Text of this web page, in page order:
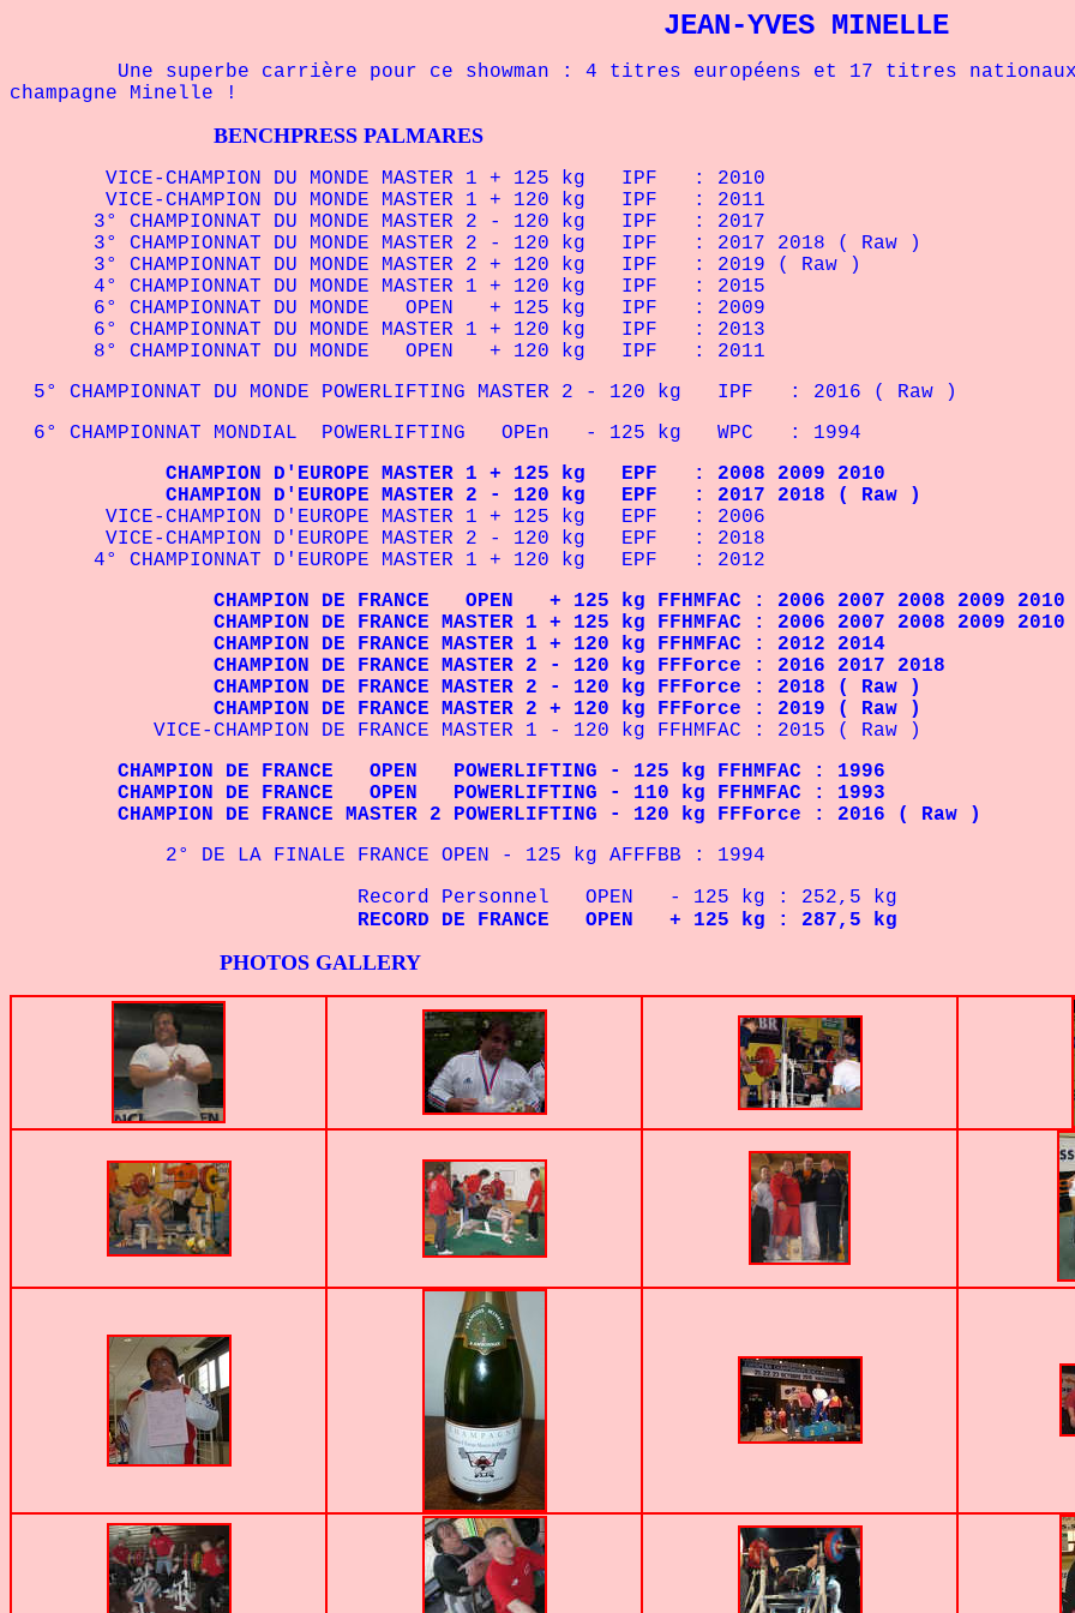
JEAN-YVES MINELLE
Une superbe carrière pour ce showman : 4 titres européens et 17 titres nationaux
champagne Minelle !
BENCHPRESS PALMARES
VICE-CHAMPION DU MONDE MASTER 1 + 125 kg IPF : 2010
VICE-CHAMPION DU MONDE MASTER 1 + 120 kg IPF : 2011
3° CHAMPIONNAT DU MONDE MASTER 2 - 120 kg IPF : 2017
3° CHAMPIONNAT DU MONDE MASTER 2 - 120 kg IPF : 2017 2018 ( Raw )
3° CHAMPIONNAT DU MONDE MASTER 2 + 120 kg IPF : 2019 ( Raw )
4° CHAMPIONNAT DU MONDE MASTER 1 + 120 kg IPF : 2015
6° CHAMPIONNAT DU MONDE OPEN + 125 kg IPF : 2009
6° CHAMPIONNAT DU MONDE MASTER 1 + 120 kg IPF : 2013
8° CHAMPIONNAT DU MONDE OPEN + 120 kg IPF : 2011
5° CHAMPIONNAT DU MONDE POWERLIFTING MASTER 2 - 120 kg IPF : 2016 ( Raw )
6° CHAMPIONNAT MONDIAL POWERLIFTING OPEn - 125 kg WPC : 1994
CHAMPION D'EUROPE MASTER 1 + 125 kg EPF : 2008 2009 2010
CHAMPION D'EUROPE MASTER 2 - 120 kg EPF : 2017 2018 ( Raw )
VICE-CHAMPION D'EUROPE MASTER 1 + 125 kg EPF : 2006
VICE-CHAMPION D'EUROPE MASTER 2 - 120 kg EPF : 2018
4° CHAMPIONNAT D'EUROPE MASTER 1 + 120 kg EPF : 2012
CHAMPION DE FRANCE OPEN + 125 kg FFHMFAC : 2006 2007 2008 2009 2010
CHAMPION DE FRANCE MASTER 1 + 125 kg FFHMFAC : 2006 2007 2008 2009 2010
CHAMPION DE FRANCE MASTER 1 + 120 kg FFHMFAC : 2012 2014
CHAMPION DE FRANCE MASTER 2 - 120 kg FFForce : 2016 2017 2018
CHAMPION DE FRANCE MASTER 2 - 120 kg FFForce : 2018 ( Raw )
CHAMPION DE FRANCE MASTER 2 + 120 kg FFForce : 2019 ( Raw )
VICE-CHAMPION DE FRANCE MASTER 1 - 120 kg FFHMFAC : 2015 ( Raw )
CHAMPION DE FRANCE OPEN POWERLIFTING - 125 kg FFHMFAC : 1996
CHAMPION DE FRANCE OPEN POWERLIFTING - 110 kg FFHMFAC : 1993
CHAMPION DE FRANCE MASTER 2 POWERLIFTING - 120 kg FFForce : 2016 ( Raw )
2° DE LA FINALE FRANCE OPEN - 125 kg AFFFBB : 1994
Record Personnel OPEN - 125 kg : 252,5 kg
RECORD DE FRANCE OPEN + 125 kg : 287,5 kg
PHOTOS GALLERY